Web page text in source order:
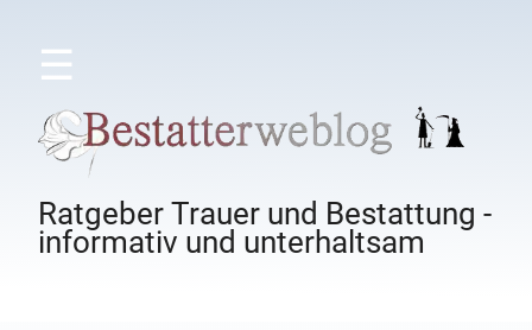
☰
Ratgeber Trauer und Bestattung -
informativ und unterhaltsam